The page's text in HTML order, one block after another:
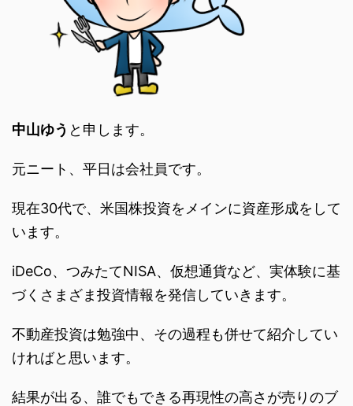
中山ゆう と申します。
元ニート、平日は会社員です。
現在30代で、米国株投資をメインに資産形成をして
います。
iDeCo、つみたてNISA、仮想通貨など、実体験に基
づくさまざま投資情報を発信していきます。
不動産投資は勉強中、その過程も併せて紹介してい
ければと思います。
結果が出る、誰でもできる再現性の高さが売りのブ